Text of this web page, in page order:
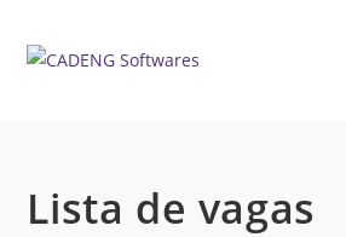
Lista de vagas